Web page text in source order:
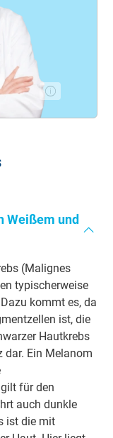
Weißem und
(Malignes
typischerweise
kommt es, da
ist, die
Hautkrebs
Ein Melanom
für den
auch dunkle
ist die mit